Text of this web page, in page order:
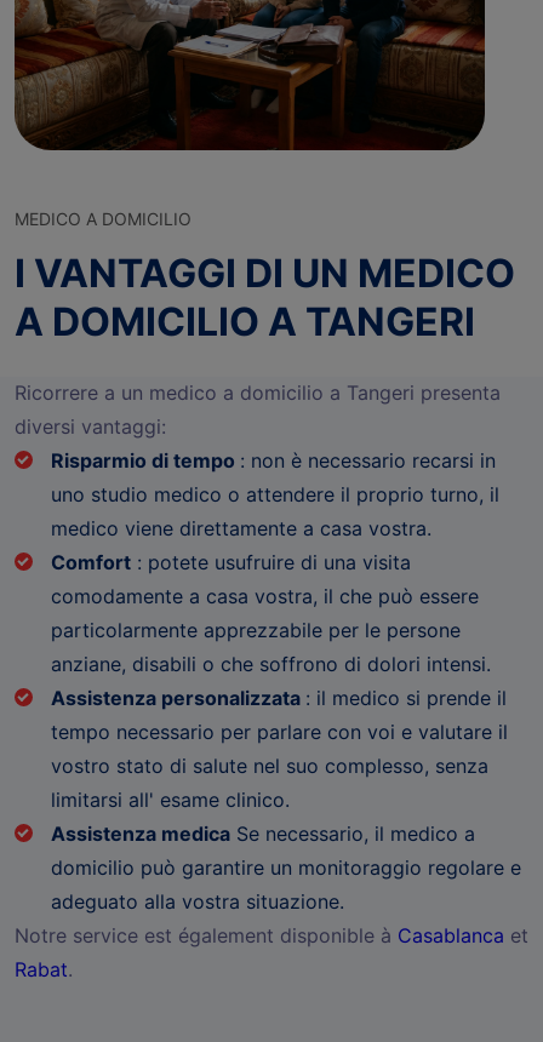
MEDICO A DOMICILIO
I VANTAGGI DI UN MEDICO
A DOMICILIO A TANGERI
Ricorrere a un medico a domicilio a Tangeri presenta
diversi vantaggi:
Risparmio di tempo : non è necessario recarsi in
uno studio medico o attendere il proprio turno, il
medico viene direttamente a casa vostra.
Comfort : potete usufruire di una visita
comodamente a casa vostra, il che può essere
particolarmente apprezzabile per le persone
anziane, disabili o che soffrono di dolori intensi.
Assistenza personalizzata : il medico si prende il
tempo necessario per parlare con voi e valutare il
vostro stato di salute nel suo complesso, senza
limitarsi all' esame clinico.
Assistenza medica Se necessario, il medico a
domicilio può garantire un monitoraggio regolare e
adeguato alla vostra situazione.
Notre service est également disponible à Casablanca et
Rabat.